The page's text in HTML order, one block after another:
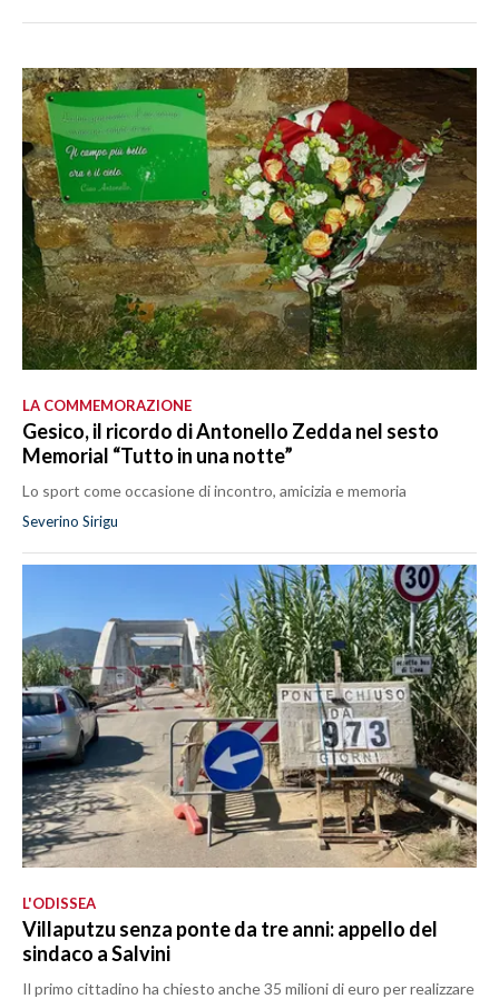
LA COMMEMORAZIONE
Gesico, il ricordo di Antonello Zedda nel sesto
Memorial “Tutto in una notte”
Lo sport come occasione di incontro, amicizia e memoria
Severino Sirigu
L'ODISSEA
Villaputzu senza ponte da tre anni: appello del
sindaco a Salvini
Il primo cittadino ha chiesto anche 35 milioni di euro per realizzare